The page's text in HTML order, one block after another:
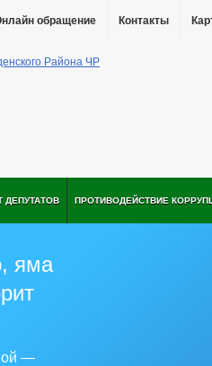
обращение Контакты
ДЕПУТАТОВ ПРОТИВОДЕЙСТВИЕ
яма
—